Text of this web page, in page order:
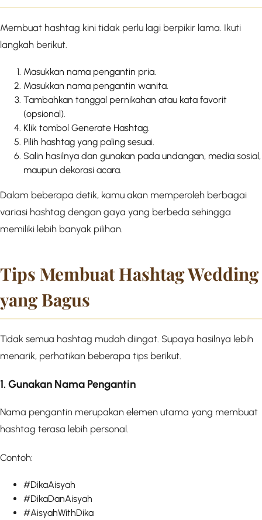
Membuat hashtag kini tidak perlu lagi berpikir lama. Ikuti
langkah berikut.
Masukkan nama pengantin pria.
Masukkan nama pengantin wanita.
Tambahkan tanggal pernikahan atau kata favorit
(opsional).
Klik tombol Generate Hashtag.
Pilih hashtag yang paling sesuai.
Salin hasilnya dan gunakan pada undangan, media sosial,
maupun dekorasi acara.
Dalam beberapa detik, kamu akan memperoleh berbagai
variasi hashtag dengan gaya yang berbeda sehingga
memiliki lebih banyak pilihan.
Tips Membuat Hashtag Wedding
yang Bagus
Tidak semua hashtag mudah diingat. Supaya hasilnya lebih
menarik, perhatikan beberapa tips berikut.
1. Gunakan Nama Pengantin
Nama pengantin merupakan elemen utama yang membuat
hashtag terasa lebih personal.
Contoh:
#DikaAisyah
#DikaDanAisyah
#AisyahWithDika